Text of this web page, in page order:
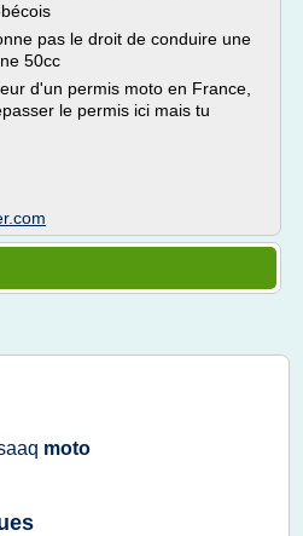
pas le droit de conduire une
50cc
d'un permis moto en France,
le permis ici mais tu
moto